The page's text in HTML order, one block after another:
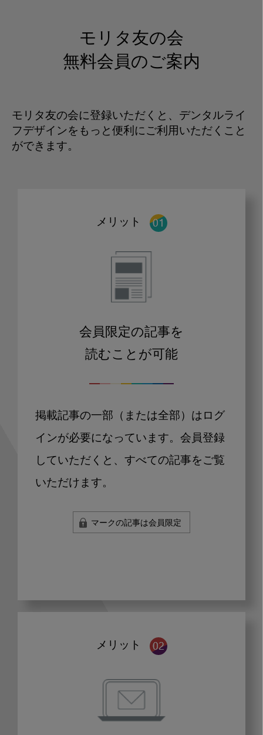
モリタ友の会
無料会員のご案内
モリタ友の会に登録いただくと、デンタルライ
フデザインをもっと便利にご利用いただくこと
ができます。
メリット
会員限定の記事を
読むことが可能
掲載記事の一部（または全部）はログ
インが必要になっています。会員登録
していただくと、すべての記事をご覧
いただけます。
マークの記事は会員限定
メリット